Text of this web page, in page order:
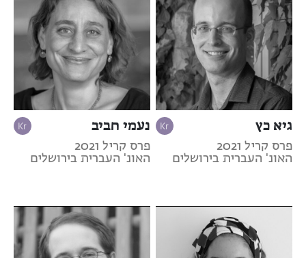
גיא כץ
פרס קריל 2021
האונ' העברית בירושלים
נעמי חביב
פרס קריל 2021
האונ' העברית בירושלים